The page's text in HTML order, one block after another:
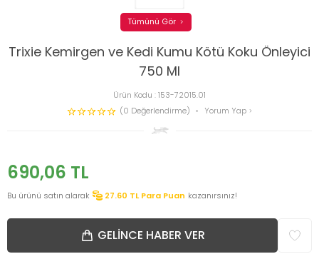
Trixie Kemirgen ve Kedi Kumu Kötü Koku Önleyici
750 Ml
Ürün Kodu :153-72015.01
(0 Değerlendirme)
Yorum Yap
Tümünü Gör
690,06 TL
Bu ürünü satın alarak 27.60 TL Para Puan kazanırsınız!
GELINCE HABER VER